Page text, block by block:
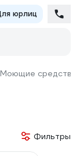
юрлиц
Моющие средства
Фильтры